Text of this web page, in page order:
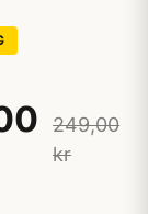
249,00
kr